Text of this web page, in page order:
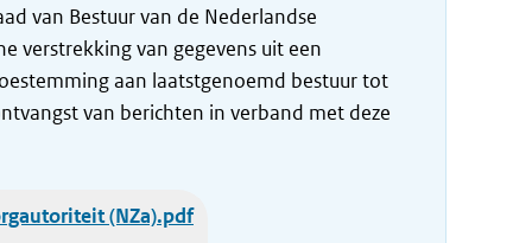
van Bestuur van de Nederlandse
verstrekking van gegevens uit een
aan laatstgenoemd bestuur tot
van berichten in verband met deze
(NZa).pdf